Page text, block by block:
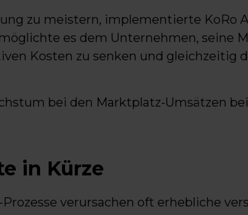
zu meistern, implementierte KoRo
es dem Unternehmen, seine
Kosten zu senken und gleichzeitig
bei den Marktplatz-Umsätzen
in Kürze
verursachen oft erhebliche